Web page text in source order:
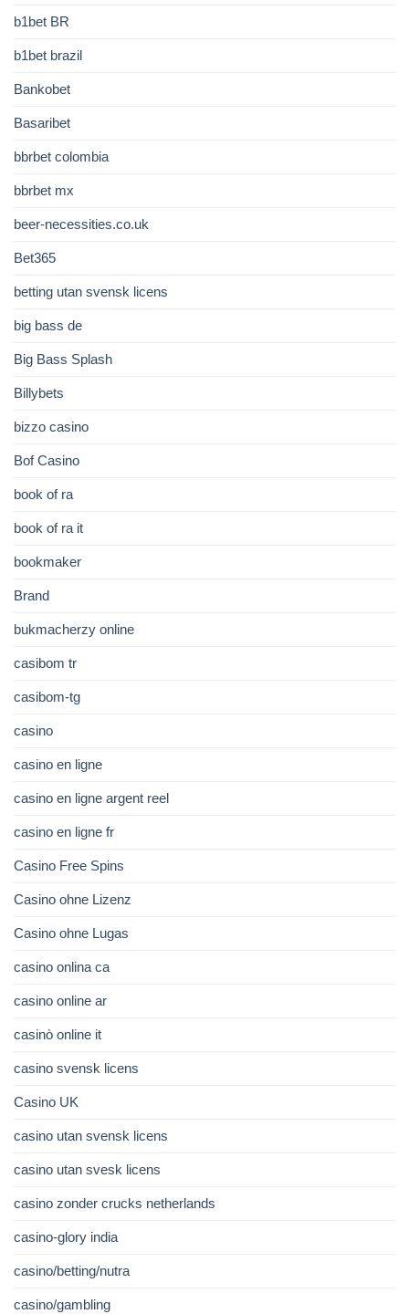
b1bet BR
b1bet brazil
Bankobet
Basaribet
bbrbet colombia
bbrbet mx
beer-necessities.co.uk
Bet365
betting utan svensk licens
big bass de
Big Bass Splash
Billybets
bizzo casino
Bof Casino
book of ra
book of ra it
bookmaker
Brand
bukmacherzy online
casibom tr
casibom-tg
casino
casino en ligne
casino en ligne argent reel
casino en ligne fr
Casino Free Spins
Casino ohne Lizenz
Casino ohne Lugas
casino onlina ca
casino online ar
casinò online it
casino svensk licens
Casino UK
casino utan svensk licens
casino utan svesk licens
casino zonder crucks netherlands
casino-glory india
casino/betting/nutra
casino/gambling